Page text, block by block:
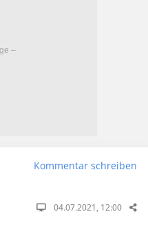
Kommentar schreiben
04.07.2021, 12:00